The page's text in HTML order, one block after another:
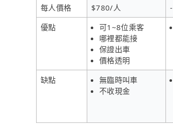
每人價格
$780/人 -
優點
可1~8位乘客
哪裡都能接
保證出車
價格透明
缺點
無臨時叫車
不收現金